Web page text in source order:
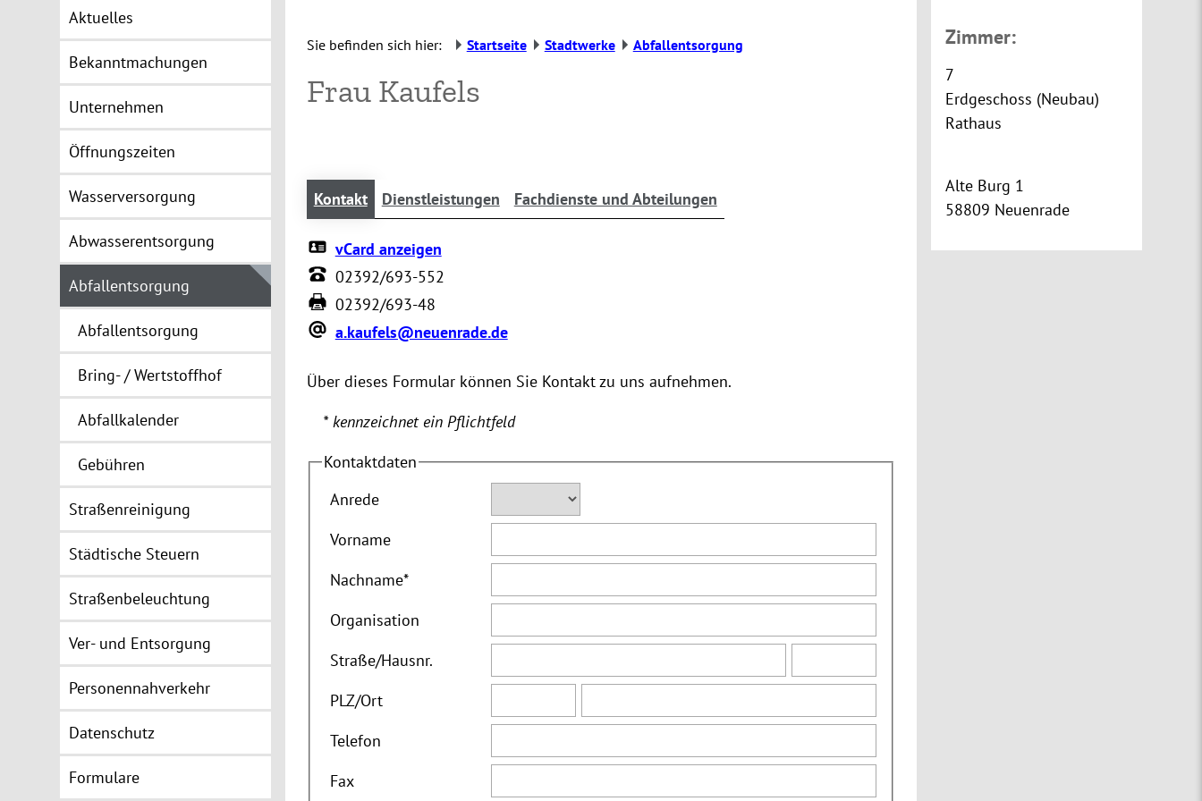
Aktuelles
Bekanntmachungen
Unternehmen
Öffnungszeiten
Wasserversorgung
Abwasserentsorgung
Abfallentsorgung
Abfallentsorgung
Bring- / Wertstoffhof
Abfallkalender
Gebühren
Straßenreinigung
Städtische Steuern
Straßenbeleuchtung
Ver- und Entsorgung
Personennahverkehr
Datenschutz
Formulare
Sie befinden sich hier: Startseite Stadtwerke Abfallentsorgung
Frau Kaufels
Kontakt Dienstleistungen Fachdienste und Abteilungen
vCard anzeigen
02392/693-552
02392/693-48
a.kaufels@neuenrade.de
Über dieses Formular können Sie Kontakt zu uns aufnehmen.
* kennzeichnet ein Pflichtfeld
Kontaktdaten
Anrede
Vorname
Nachname*
Organisation
Straße/Hausnr.
PLZ/Ort
Telefon
Fax
Zimmer:
7
Erdgeschoss (Neubau)
Rathaus
Alte Burg 1
58809 Neuenrade